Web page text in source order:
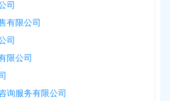
司
有限公司
司
限公司
询服务有限公司